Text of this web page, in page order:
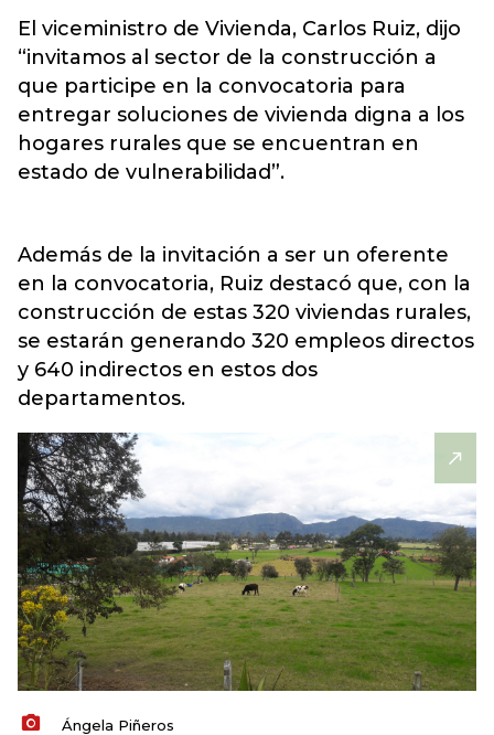
El viceministro de Vivienda, Carlos Ruiz, dijo
“invitamos al sector de la construcción a
que participe en la convocatoria para
entregar soluciones de vivienda digna a los
hogares rurales que se encuentran en
estado de vulnerabilidad”.
Además de la invitación a ser un oferente
en la convocatoria, Ruiz destacó que, con la
construcción de estas 320 viviendas rurales,
se estarán generando 320 empleos directos
y 640 indirectos en estos dos
departamentos.
Ángela Piñeros